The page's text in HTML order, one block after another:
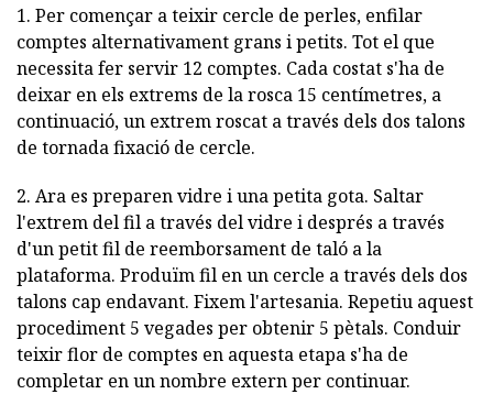
1. Per començar a teixir cercle de perles, enfilar
comptes alternativament grans i petits. Tot el que
necessita fer servir 12 comptes. Cada costat s'ha de
deixar en els extrems de la rosca 15 centímetres, a
continuació, un extrem roscat a través dels dos talons
de tornada fixació de cercle.
2. Ara es preparen vidre i una petita gota. Saltar
l'extrem del fil a través del vidre i després a través
d'un petit fil de reemborsament de taló a la
plataforma. Produïm fil en un cercle a través dels dos
talons cap endavant. Fixem l'artesania. Repetiu aquest
procediment 5 vegades per obtenir 5 pètals. Conduir
teixir flor de comptes en aquesta etapa s'ha de
completar en un nombre extern per continuar.